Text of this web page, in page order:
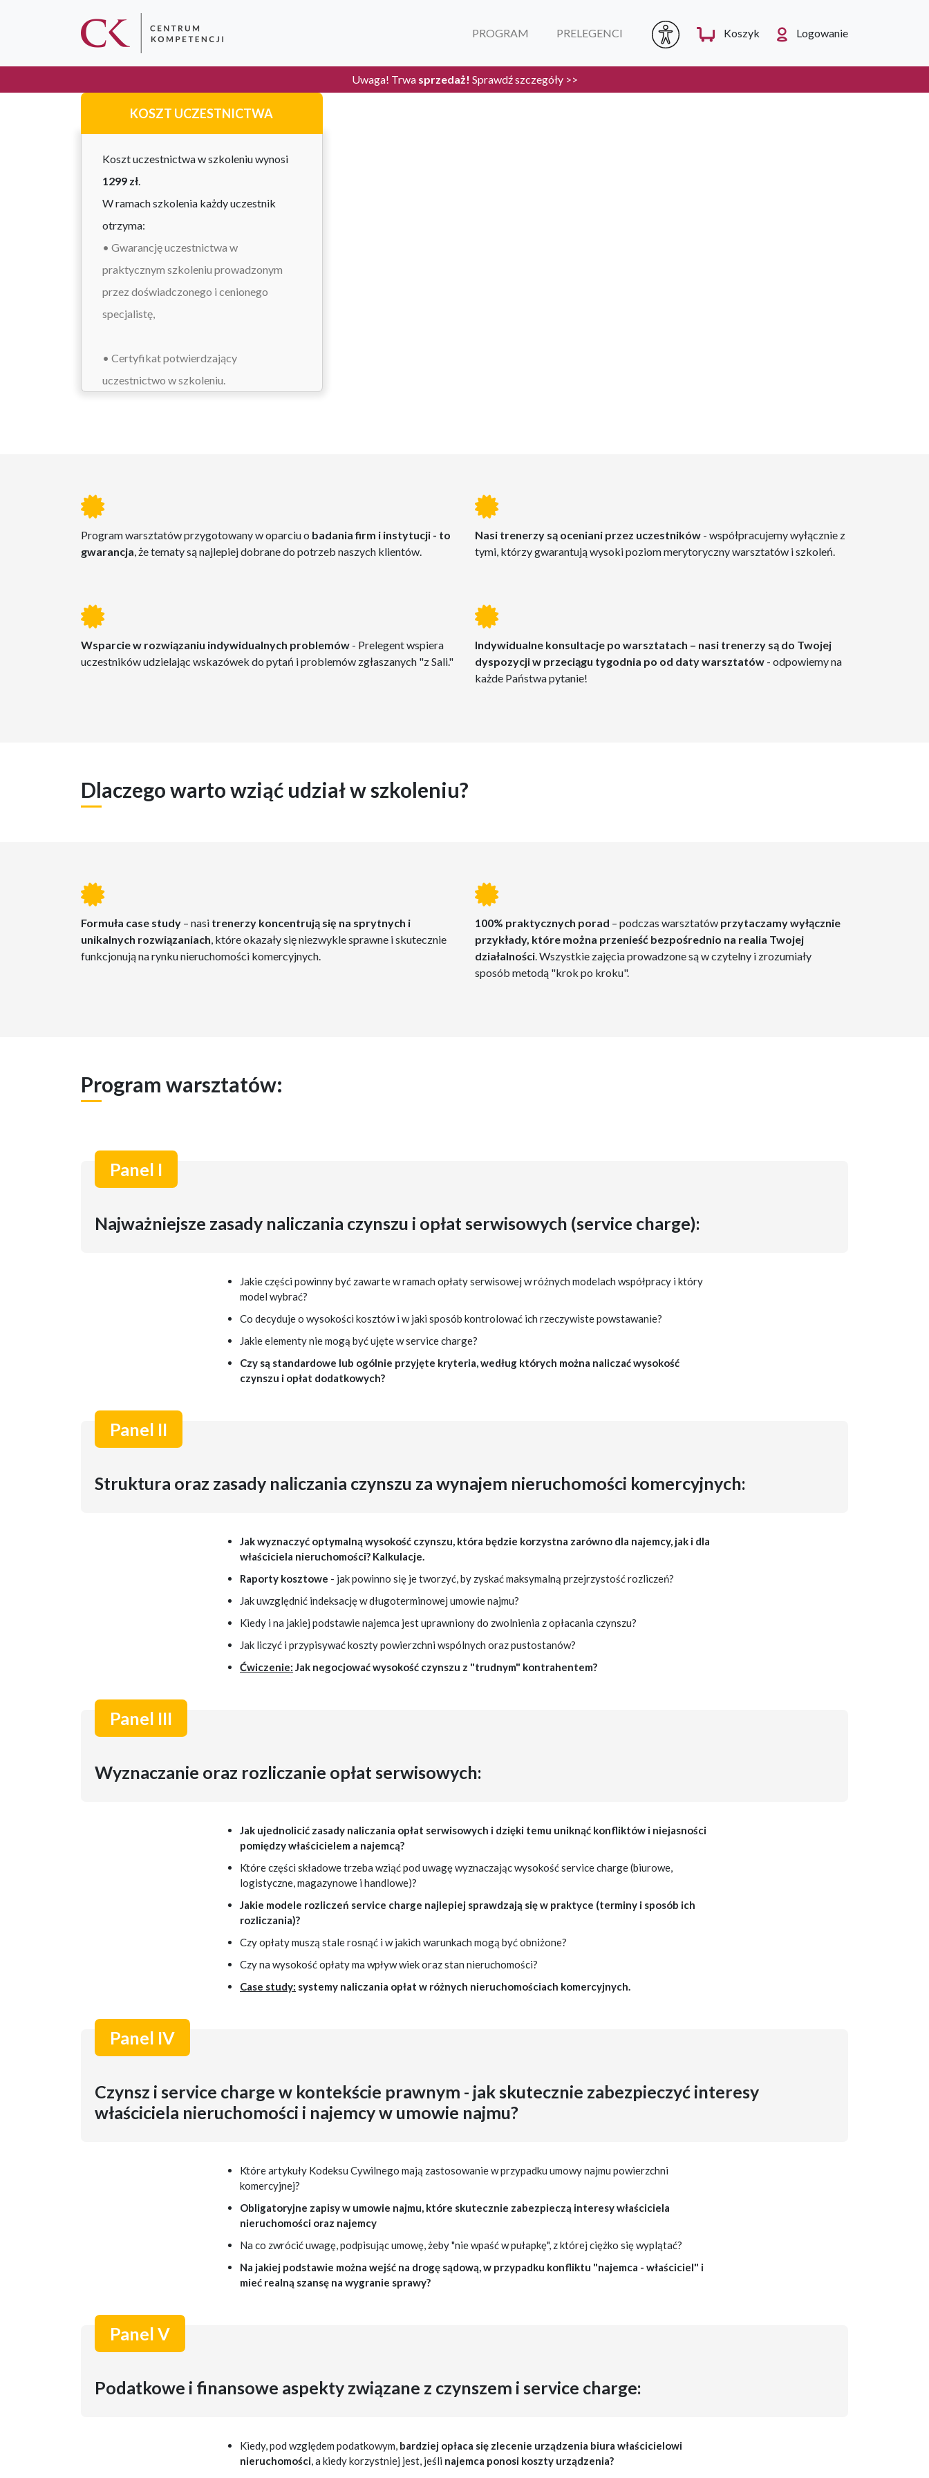
PROGRAM PRELEGENCI Logowanie
Koszyk
Uwaga! Trwa sprzedaż! Sprawdź szczegóły >>
Koszt uczestnictwa:
KOSZT UCZESTNICTWA
Koszt uczestnictwa w szkoleniu wynosi
1299 zł.
W ramach szkolenia każdy uczestnik
otrzyma:
• Gwarancję uczestnictwa w
praktycznym szkoleniu prowadzonym
przez doświadczonego i cenionego
specjalistę,
• Certyfikat potwierdzający
uczestnictwo w szkoleniu.
Program warsztatów przygotowany w oparciu o badania firm i instytucji - to
gwarancja, że tematy są najlepiej dobrane do potrzeb naszych klientów.
Nasi trenerzy są oceniani przez uczestników - współpracujemy wyłącznie z
tymi, którzy gwarantują wysoki poziom merytoryczny warsztatów i szkoleń.
Wsparcie w rozwiązaniu indywidualnych problemów - Prelegent wspiera
uczestników udzielając wskazówek do pytań i problemów zgłaszanych "z Sali."
Indywidualne konsultacje po warsztatach – nasi trenerzy są do Twojej
dyspozycji w przeciągu tygodnia po od daty warsztatów - odpowiemy na
każde Państwa pytanie!
Dlaczego warto wziąć udział w szkoleniu?
Formuła case study – nasi trenerzy koncentrują się na sprytnych i
unikalnych rozwiązaniach, które okazały się niezwykle sprawne i skutecznie
funkcjonują na rynku nieruchomości komercyjnych.
100% praktycznych porad – podczas warsztatów przytaczamy wyłącznie
przykłady, które można przenieść bezpośrednio na realia Twojej
działalności. Wszystkie zajęcia prowadzone są w czytelny i zrozumiały
sposób metodą "krok po kroku".
Program warsztatów:
Panel I
Najważniejsze zasady naliczania czynszu i opłat serwisowych (service charge):
Jakie części powinny być zawarte w ramach opłaty serwisowej w różnych modelach współpracy i który
model wybrać?
Co decyduje o wysokości kosztów i w jaki sposób kontrolować ich rzeczywiste powstawanie?
Jakie elementy nie mogą być ujęte w service charge?
Czy są standardowe lub ogólnie przyjęte kryteria, według których można naliczać wysokość
czynszu i opłat dodatkowych?
Panel II
Struktura oraz zasady naliczania czynszu za wynajem nieruchomości komercyjnych:
Jak wyznaczyć optymalną wysokość czynszu, która będzie korzystna zarówno dla najemcy, jak i dla
właściciela nieruchomości? Kalkulacje.
Raporty kosztowe - jak powinno się je tworzyć, by zyskać maksymalną przejrzystość rozliczeń?
Jak uwzględnić indeksację w długoterminowej umowie najmu?
Kiedy i na jakiej podstawie najemca jest uprawniony do zwolnienia z opłacania czynszu?
Jak liczyć i przypisywać koszty powierzchni wspólnych oraz pustostanów?
Ćwiczenie: Jak negocjować wysokość czynszu z "trudnym" kontrahentem?
Panel III
Wyznaczanie oraz rozliczanie opłat serwisowych:
Jak ujednolicić zasady naliczania opłat serwisowych i dzięki temu uniknąć konfliktów i niejasności
pomiędzy właścicielem a najemcą?
Które części składowe trzeba wziąć pod uwagę wyznaczając wysokość service charge (biurowe,
logistyczne, magazynowe i handlowe)?
Jakie modele rozliczeń service charge najlepiej sprawdzają się w praktyce (terminy i sposób ich
rozliczania)?
Czy opłaty muszą stale rosnąć i w jakich warunkach mogą być obniżone?
Czy na wysokość opłaty ma wpływ wiek oraz stan nieruchomości?
Case study: systemy naliczania opłat w różnych nieruchomościach komercyjnych.
Panel IV
Czynsz i service charge w kontekście prawnym - jak skutecznie zabezpieczyć interesy
właściciela nieruchomości i najemcy w umowie najmu?
Które artykuły Kodeksu Cywilnego mają zastosowanie w przypadku umowy najmu powierzchni
komercyjnej?
Obligatoryjne zapisy w umowie najmu, które skutecznie zabezpieczą interesy właściciela
nieruchomości oraz najemcy
Na co zwrócić uwagę, podpisując umowę, żeby "nie wpaść w pułapkę", z której ciężko się wyplątać?
Na jakiej podstawie można wejść na drogę sądową, w przypadku konfliktu "najemca - właściciel" i
mieć realną szansę na wygranie sprawy?
Panel V
Podatkowe i finansowe aspekty związane z czynszem i service charge:
Kiedy, pod względem podatkowym, bardziej opłaca się zlecenie urządzenia biura właścicielowi
nieruchomości, a kiedy korzystniej jest, jeśli najemca ponosi koszty urządzenia?